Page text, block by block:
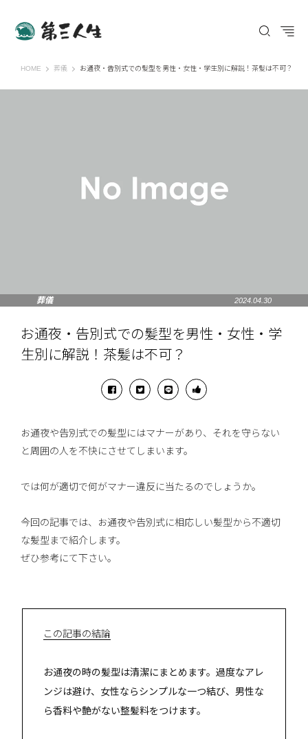
HOME 第三人生 〜寄り道の歩き方〜
葬儀 お通夜・告別式での髪型を男性・女性・学生別に解説！茶髪は不可？
葬儀 2024.04.30
お通夜・告別式での髪型を男性・女性・学
生別に解説！茶髪は不可？
お通夜や告別式での髪型にはマナーがあり、それを守らない
と周囲の人を不快にさせてしまいます。
では何が適切で何がマナー違反に当たるのでしょうか。
今回の記事では、お通夜や告別式に相応しい髪型から不適切
な髪型まで紹介します。
ぜひ参考にて下さい。
この記事の結論
お通夜の時の髪型は清潔にまとめます。過度なアレ
ンジは避け、女性ならシンプルな一つ結び、男性な
ら香料や艶がない整髪料をつけます。